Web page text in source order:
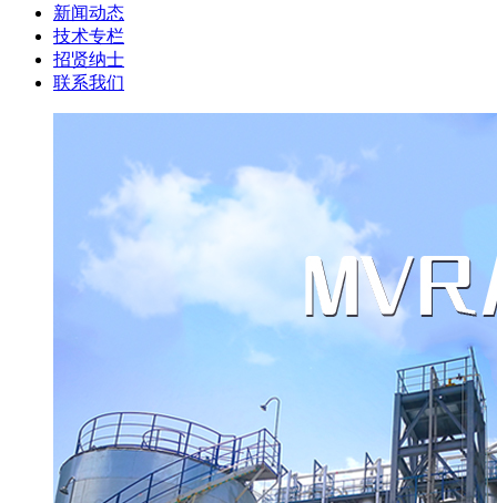
新闻动态
技术专栏
招贤纳士
联系我们